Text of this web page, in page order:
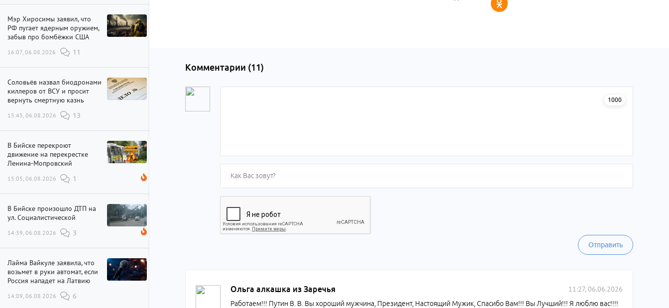
Мэр Хиросимы заявил, что
РФ пугает ядерным оружием,
забыв про бомбёжки США
16:07, 06.08.2026 11
Соловьёв назвал биодронами
киллеров от ВСУ и просит
вернуть смертную казнь
15:45, 06.08.2026 13
В Бийске перекроют
движение на перекрестке
Ленина-Мопровский
15:05, 06.08.2026 1
В Бийске произошло ДТП на
ул. Социалистической
14:39, 06.08.2026 3
Лайма Вайкуле заявила, что
возьмет в руки автомат, если
Россия нападет на Латвию
14:09, 06.08.2026 6
Комментарии (11)
1000
Отправить
Ольга алкашка из Заречья 11:27, 06.06.2026
Работаем!!! Путин В. В. Вы хороший мужчина, Президент, Настоящий Мужик, Спасибо Вам!!! Вы Лучший!!! Я люблю вас!!!!